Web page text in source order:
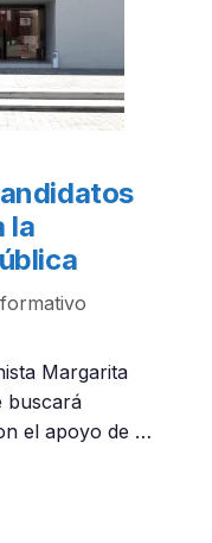
la
Margarita
buscará
el apoyo de …